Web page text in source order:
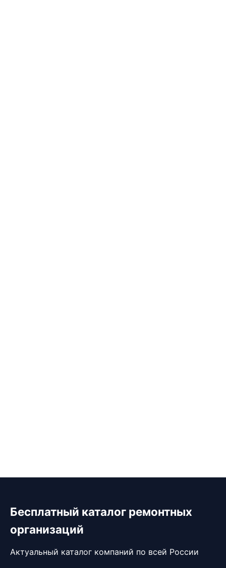
Бесплатный каталог ремонтных
организаций
Актуальный каталог компаний по всей России